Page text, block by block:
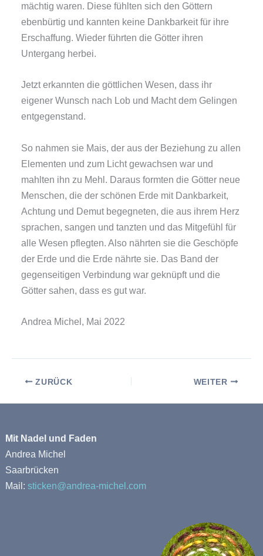
mächtig waren. Diese fühlten sich den Göttern
ebenbürtig und kannten keine Dankbarkeit für ihre
Erschaffung. Wieder führten die Götter ihren
Untergang herbei.
Jetzt erkannten die göttlichen Wesen, dass ihr
eigener Wunsch nach Lob und Macht dem Gelingen
entgegenstand.
So nahmen sie Mais, der aus der Beziehung zu allen
Elementen und zum Licht gewachsen war und
mahlten ihn zu Mehl. Daraus formten die Götter neue
Menschen, die der schönen Erde mit Dankbarkeit,
Achtung und Demut begegneten, die aus ihrem Herz
sprachen, sangen und tanzten und das Mitgefühl für
alle Wesen pflegten. Also nährten sie die Geschöpfe
der Erde und die Erde nährte sie. Das Band der
gegenseitigen Verbindung war geknüpft und die
Götter sahen, dass es gut war.
Andrea Michel, Mai 2022
ZURÜCK WEITER
Mit Nadel und Faden
Andrea Michel
Saarbrücken
Mail: sticken@andrea-michel.com